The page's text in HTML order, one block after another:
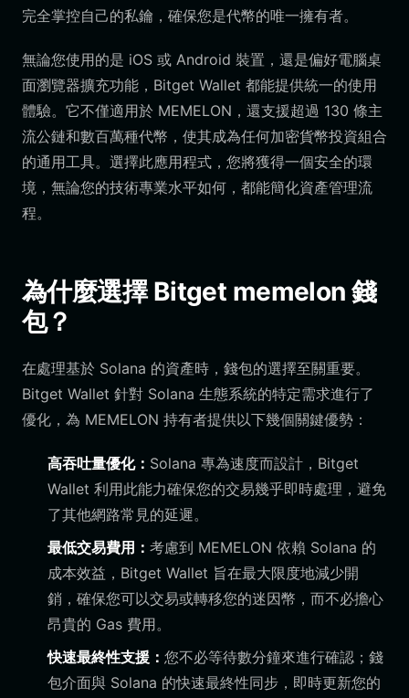
完全掌控自己的私鑰，確保您是代幣的唯一擁有者。
無論您使用的是 iOS 或 Android 裝置，還是偏好電腦桌
面瀏覽器擴充功能，Bitget Wallet 都能提供統一的使用
體驗。它不僅適用於 MEMELON，還支援超過 130 條主
流公鏈和數百萬種代幣，使其成為任何加密貨幣投資組合
的通用工具。選擇此應用程式，您將獲得一個安全的環
境，無論您的技術專業水平如何，都能簡化資產管理流
程。
為什麼選擇 Bitget memelon 錢
包？
在處理基於 Solana 的資產時，錢包的選擇至關重要。
Bitget Wallet 針對 Solana 生態系統的特定需求進行了
優化，為 MEMELON 持有者提供以下幾個關鍵優勢：
高吞吐量優化： Solana 專為速度而設計，Bitget
Wallet 利用此能力確保您的交易幾乎即時處理，避免
了其他網路常見的延遲。
最低交易費用： 考慮到 MEMELON 依賴 Solana 的
成本效益，Bitget Wallet 旨在最大限度地減少開
銷，確保您可以交易或轉移您的迷因幣，而不必擔心
昂貴的 Gas 費用。
快速最終性支援： 您不必等待數分鐘來進行確認；錢
包介面與 Solana 的快速最終性同步，即時更新您的